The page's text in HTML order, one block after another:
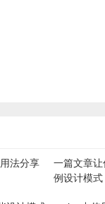
法分享
一篇文章
例设计模式